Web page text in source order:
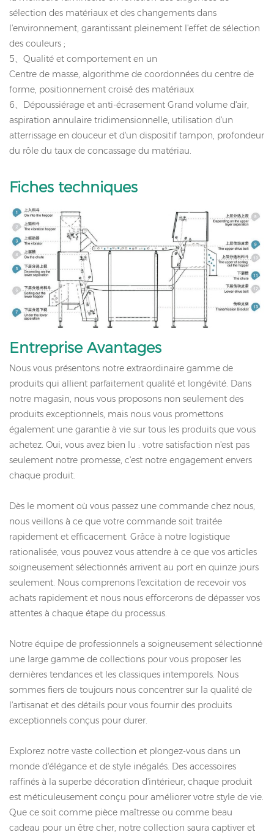
sélection des matériaux et des changements dans
l'environnement, garantissant pleinement l'effet de sélection
des couleurs ;
5、 Qualité et comportement en un
Centre de masse, algorithme de coordonnées du centre de
forme, positionnement croisé des matériaux
6、 Dépoussiérage et anti-écrasement Grand volume d'air,
aspiration annulaire tridimensionnelle, utilisation d'un
atterrissage en douceur et d'un dispositif tampon, profondeur
du rôle du taux de concassage du matériau.
Fiches techniques
Entreprise Avantages
Nous vous présentons notre extraordinaire gamme de
produits qui allient parfaitement qualité et longévité. Dans
notre magasin, nous vous proposons non seulement des
produits exceptionnels, mais nous vous promettons
également une garantie à vie sur tous les produits que vous
achetez. Oui, vous avez bien lu : votre satisfaction n'est pas
seulement notre promesse, c'est notre engagement envers
chaque produit.
Dès le moment où vous passez une commande chez nous,
nous veillons à ce que votre commande soit traitée
rapidement et efficacement. Grâce à notre logistique
rationalisée, vous pouvez vous attendre à ce que vos articles
soigneusement sélectionnés arrivent au port en quinze jours
seulement. Nous comprenons l'excitation de recevoir vos
achats rapidement et nous nous efforcerons de dépasser vos
attentes à chaque étape du processus.
Notre équipe de professionnels a soigneusement sélectionné
une large gamme de collections pour vous proposer les
dernières tendances et les classiques intemporels. Nous
sommes fiers de toujours nous concentrer sur la qualité de
l'artisanat et des détails pour vous fournir des produits
exceptionnels conçus pour durer.
Explorez notre vaste collection et plongez-vous dans un
monde d'élégance et de style inégalés. Des accessoires
raffinés à la superbe décoration d'intérieur, chaque produit
est méticuleusement conçu pour améliorer votre style de vie.
Que ce soit comme pièce maîtresse ou comme beau
cadeau pour un être cher, notre collection saura captiver et